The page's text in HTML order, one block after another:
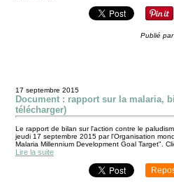
Publié
17 septembre 2015
Document : rapport sur la malaria,
télécharger)
Le rapport de bilan sur l'action contre le
jeudi 17 septembre 2015 par l'Organisation
Malaria Millennium Development Goal Target".
Lire la suite